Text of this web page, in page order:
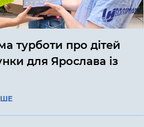
турботи про дітей
для Ярослава із